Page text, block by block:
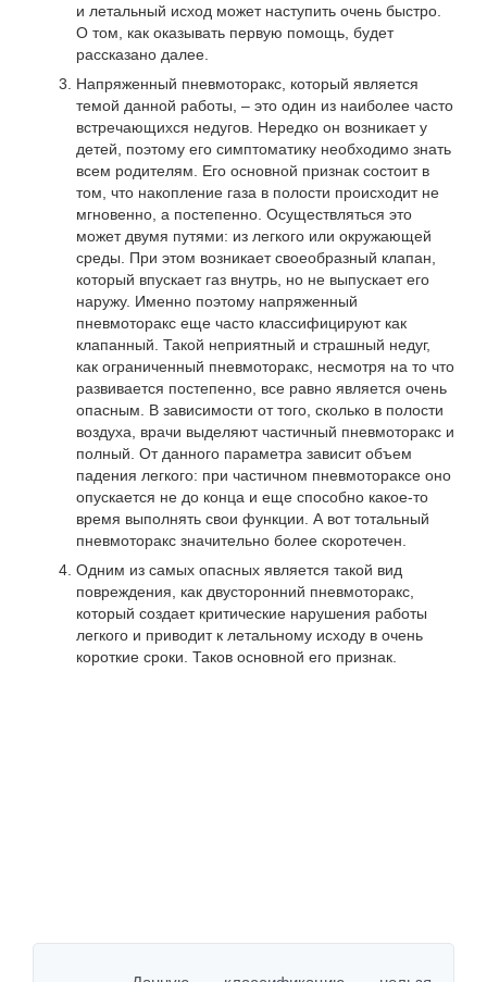
и летальный исход может наступить очень быстро.
О том, как оказывать первую помощь, будет
рассказано далее.
Напряженный пневмоторакс, который является
темой данной работы, – это один из наиболее часто
встречающихся недугов. Нередко он возникает у
детей, поэтому его симптоматику необходимо знать
всем родителям. Его основной признак состоит в
том, что накопление газа в полости происходит не
мгновенно, а постепенно. Осуществляться это
может двумя путями: из легкого или окружающей
среды. При этом возникает своеобразный клапан,
который впускает газ внутрь, но не выпускает его
наружу. Именно поэтому напряженный
пневмоторакс еще часто классифицируют как
клапанный. Такой неприятный и страшный недуг,
как ограниченный пневмоторакс, несмотря на то что
развивается постепенно, все равно является очень
опасным. В зависимости от того, сколько в полости
воздуха, врачи выделяют частичный пневмоторакс и
полный. От данного параметра зависит объем
падения легкого: при частичном пневмотораксе оно
опускается не до конца и еще способно какое-то
время выполнять свои функции. А вот тотальный
пневмоторакс значительно более скоротечен.
Одним из самых опасных является такой вид
повреждения, как двусторонний пневмоторакс,
который создает критические нарушения работы
легкого и приводит к летальному исходу в очень
короткие сроки. Таков основной его признак.